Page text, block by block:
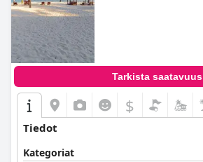
Tarkista saatavuus
$
Tiedot
Kategoriat